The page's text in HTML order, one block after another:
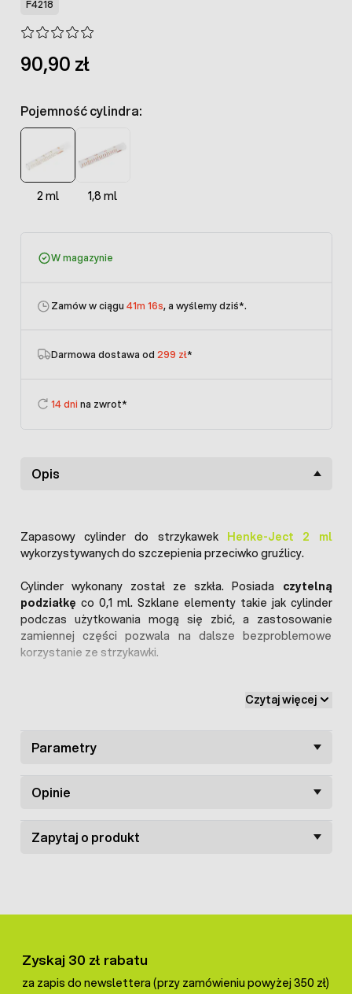
F4218
90,90 zł
Pojemność cylindra:
2 ml 1,8 ml
W magazynie
Zamów w ciągu 41m 16s, a wyślemy dziś*.
Darmowa dostawa od 299 zł*
14 dni na zwrot*
Opis
Zapasowy cylinder do strzykawek Henke-Ject 2 ml
wykorzystywanych do szczepienia przeciwko gruźlicy.
Cylinder wykonany został ze szkła. Posiada czytelną
podziałkę co 0,1 ml. Szklane elementy takie jak cylinder
podczas użytkowania mogą się zbić, a zastosowanie
zamiennej części pozwala na dalsze bezproblemowe
korzystanie ze strzykawki.
Cylindry 2 ml dedykowane są do nowego modelu
gruźlicy.
Czytaj więcej
Parametry
Opinie
Zapytaj o produkt
Zyskaj 30 zł rabatu
za zapis do newslettera (przy zamówieniu powyżej 350 zł)